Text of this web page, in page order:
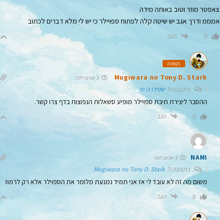
צאפטר מוזר וטוב באותה מידה
אמממ ודרך אגב יש שיטה קלה לפתוח ספויילר כי יש לי מלא דברים לכתוב
0 הגב
נקאמה
Mugiwara no Tony D. Stark 3 שנים לפני
בתגובה לשפירו נו מי
ההסבר ליצירת תיבת ספויילר מופיע סשאלות הנפוצות בדף צרו קשר.
0 הגב
NAMI
בתגובה לMugiwara no Tony D. Stark
משום מה זה לא עובד לי אז אני תמיד נמנעת מלומר את הספוילר אלא רק לרמוז
0 הגב